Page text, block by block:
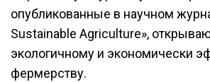
опубликованные в научном
Sustainable Agriculture»,
экологичному и экономически
фермерству.